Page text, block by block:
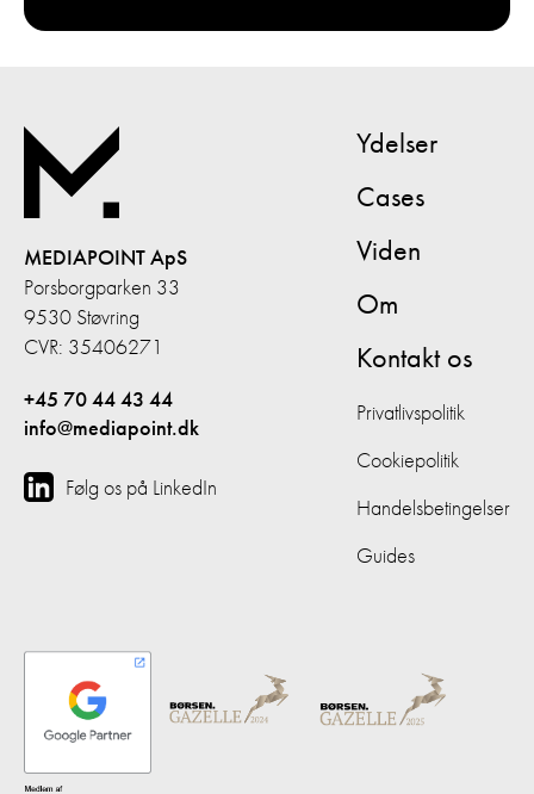
MEDIAPOINT ApS
Porsborgparken 33
9530 Støvring
CVR: 35406271
+45 70 44 43 44
info@mediapoint.dk
Følg os på LinkedIn
Ydelser
Cases
Viden
Om
Kontakt os
Privatlivspolitik
Cookiepolitik
Handelsbetingelser
Guides